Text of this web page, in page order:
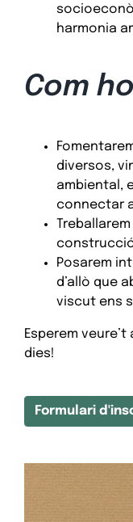
harmonia
Com
diversos,
ambiental,
connectar
Posarem
d’allò que
viscut ens
Esperem
dies!
Formulari